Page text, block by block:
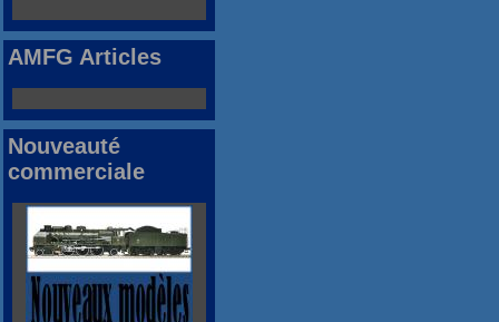
AMFG Articles
Nouveauté
commerciale